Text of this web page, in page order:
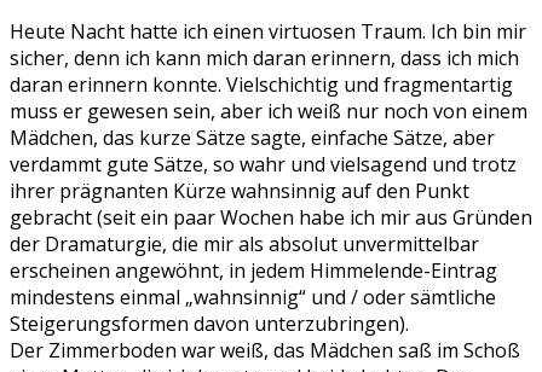
Heute Nacht hatte ich einen virtuosen Traum. Ich bin mir
sicher, denn ich kann mich daran erinnern, dass ich mich
daran erinnern konnte. Vielschichtig und fragmentartig
muss er gewesen sein, aber ich weiß nur noch von einem
Mädchen, das kurze Sätze sagte, einfache Sätze, aber
verdammt gute Sätze, so wahr und vielsagend und trotz
ihrer prägnanten Kürze wahnsinnig auf den Punkt
gebracht (seit ein paar Wochen habe ich mir aus Gründen
der Dramaturgie, die mir als absolut unvermittelbar
erscheinen angewöhnt, in jedem Himmelende-Eintrag
mindestens einmal „wahnsinnig“ und / oder sämtliche
Steigerungsformen davon unterzubringen).
Der Zimmerboden war weiß, das Mädchen saß im Schoß